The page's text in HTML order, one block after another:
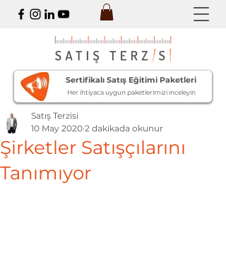
Sertifikalı Satış Eğitimi Paketleri
Her ihtiyaca uygun paketlerimizi inceleyin
Şirketler Satışçılarını
Tanımıyor
Satış Terzisi
10 May 2020 2 dakikada okunur